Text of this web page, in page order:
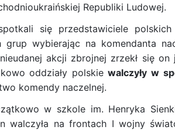
Republiki Ludowej.
się przedstawiciele
grup wybierając na komendanta
akcji zbrojnej zrzekł się
oddziały polskiewalczyły w
komendy naczelnej.
w szkole im. Henryka
walczyła na frontach I wojny